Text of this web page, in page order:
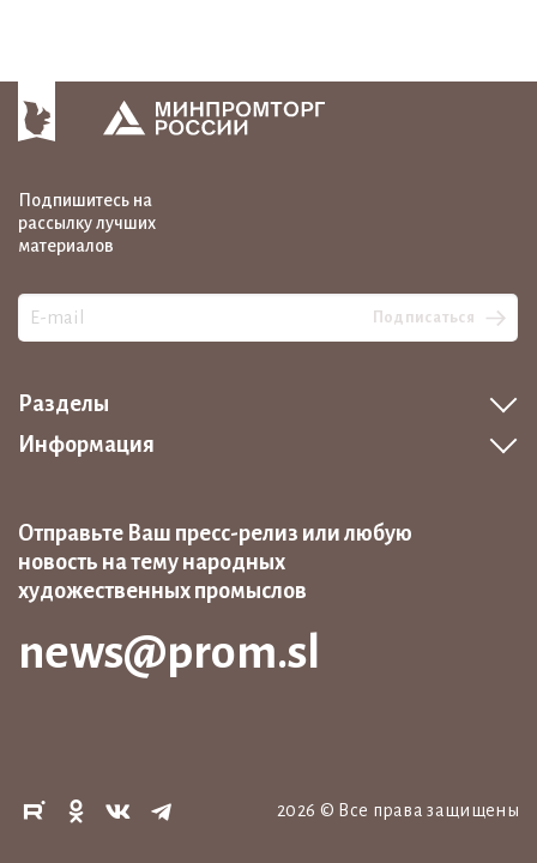
Подпишитесь на
рассылку лучших
материалов
Подписаться
Разделы
Информация
Отправьте Ваш пресс-релиз или любую
новость на тему народных
художественных промыслов
news@prom.sl
2026 © Все права защищены